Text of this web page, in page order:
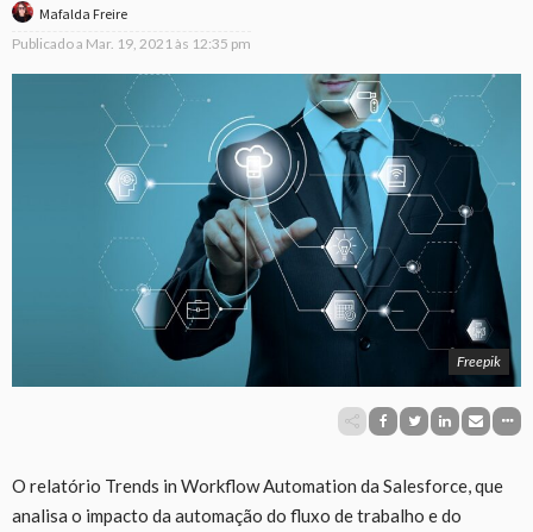
Mafalda Freire
Publicado a Mar. 19, 2021 às 12:35 pm
Freepik
O relatório Trends in Workflow Automation da Salesforce, que
analisa o impacto da automação do fluxo de trabalho e do